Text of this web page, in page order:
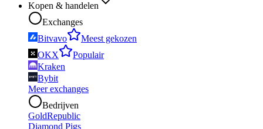
Kopen & handelen
Exchanges
Bitvavo
Meest gekozen
OKX
Populair
Kraken
Bybit
Meer exchanges
Bedrijven
GoldRepublic
Diamond Pigs